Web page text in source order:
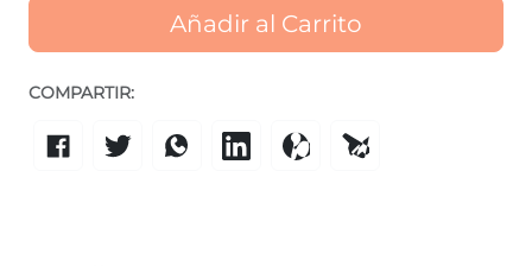
Añadir al Carrito
COMPARTIR: